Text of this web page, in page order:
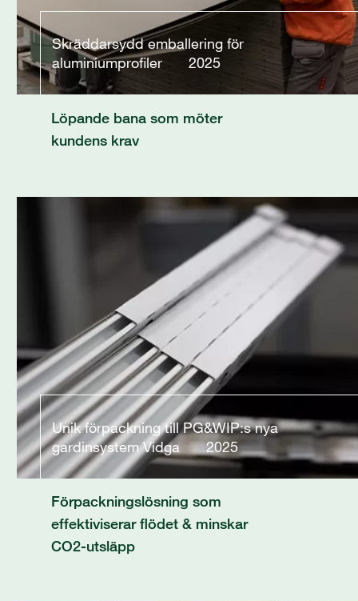
Skräddarsydd emballering för
aluminiumprofiler
2025
Löpande bana som möter
kundens krav
Unik förpackning till PG&WIP:s nya
gardinsystem Vidga
2025
Förpackningslösning som
effektiviserar flödet & minskar
CO2-utsläpp